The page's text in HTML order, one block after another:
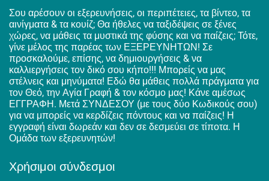
Σου αρέσουν οι εξερευνήσεις, οι περιπέτειες, τα βίντεο, τα
αινίγματα & τα κουίζ; Θα ήθελες να ταξιδέψεις σε ξένες
χώρες, να μάθεις τα μυστικά της φύσης και να παίζεις; Τότε,
γίνε μέλος της παρέας των ΕΞΕΡΕΥΝΗΤΩΝ! Σε
προσκαλούμε, επίσης, να δημιουργήσεις & να
καλλιεργήσεις τον δικό σου κήπο!!! Μπορείς να μας
στέλνεις και μηνύματα! Εδώ θα μάθεις πολλά πράγματα για
τον Θεό, την Αγία Γραφή & τον κόσμο μας! Κάνε αμέσως
ΕΓΓΡΑΦΗ. Μετά ΣΥΝΔΕΣΟΥ (με τους δύο Κωδικούς σου)
για να μπορείς να κερδίζεις πόντους και να παίζεις! Η
εγγραφή είναι δωρεάν και δεν σε δεσμεύει σε τίποτα. Η
Ομάδα των εξερευνητών!
Χρήσιμοι σύνδεσμοι